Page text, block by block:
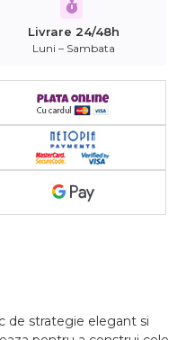
Livrare 24/48h
Luni – Sambata
de strategie elegant si